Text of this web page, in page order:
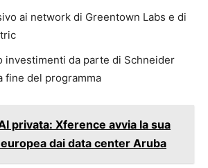
ai network di Greentown Labs e di
investimenti da parte di Schneider
fine del programma
privata: Xference avvia la sua
dai data center Aruba